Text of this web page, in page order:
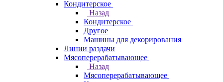
Кондитерское
Назад
Кондитерское
Другое
Машины для декорирования
Линии раздачи
Мясоперерабатывающее
Назад
Мясоперерабатывающее